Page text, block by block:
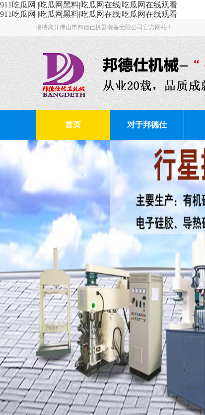
911吃瓜网 |吃瓜网黑料|吃瓜网在线|吃瓜网在线观看
911吃瓜网 |吃瓜网黑料|吃瓜网在线|吃瓜网在线观看
接待离开佛山市邦德仕机器装备无限公司官方网站！
首页 对于邦德仕